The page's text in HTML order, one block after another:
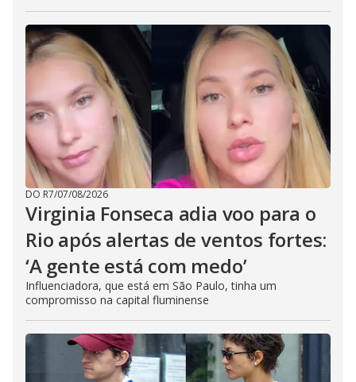
DO R7/07/08/2026
Virginia Fonseca adia voo para o
Rio após alertas de ventos fortes:
‘A gente está com medo’
Influenciadora, que está em São Paulo, tinha um
compromisso na capital fluminense